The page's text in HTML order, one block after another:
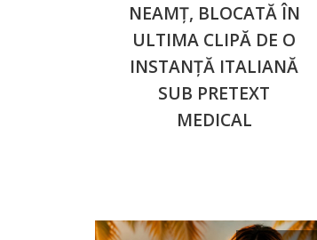
NEAMȚ, BLOCATĂ ÎN
ULTIMA CLIPĂ DE O
INSTANȚĂ ITALIANĂ
SUB PRETEXT
MEDICAL